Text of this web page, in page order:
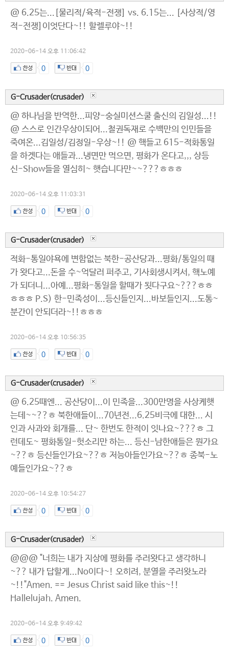
@ 6.25는...[물리적/육적-전쟁] vs. 6.15는... [사상적/영
적-전쟁]이엇단다~!! 할렐루야~!!
2020-06-14 오후 11:06:42
0 0
G-Crusader(crusader)
@ 하나님을 반역한...피양-숭실미션스쿨 출신의 김일성...!!
@ 스스로 인간우상이되어...철권독재로 수백만의 인민들을
죽여온...김일성/김정일-우상~!! @ 핵들고 615-적화통일
을 하겟다는 애들과...냉면만 먹으면, 평화가 온다고,,, 상등
신-Show들을 열심히~ 햇습니다만~~???ㅎㅎㅎ
2020-06-14 오후 11:03:31
0 0
G-Crusader(crusader)
적화-통일야욕에 변함없는 북한-공산당과...평화/통일의 때
가 왓다고...돈을 수~억달러 퍼주고, 기사회생시켜서, 핵노예
가 되더니...아예...평화-통일을 할때가 됫다구요~???ㅎㅎ
ㅎㅎㅎ P.S) 한-민족성이...등신들인지...바보들인지...도통~
분간이 안되더라~!!ㅎㅎㅎ
2020-06-14 오후 10:56:35
0 0
G-Crusader(crusader)
@ 6.25때엔... 공산당이...이 민족을...300만명을 사상케햇
는데~~??ㅎ 북한애들이...70년전...6.25비극에 대한... 시
인과 사과와 회개를... 단~ 한번도 한적이 잇나요~???ㅎ 그
런데도~ 평화통일-헛소리만 하는... 등신-남한애들은 뭔가요
~??ㅎ 등신들인가요~??ㅎ 저능아들인가요~??ㅎ 종북-노
예들인가요~??ㅎ
2020-06-14 오후 10:54:27
0 0
G-Crusader(crusader)
@@@ "너희는 내가 지상에 평화를 주러왓다고 생각하니
~?? 내가 답할게...No이다~! 오히려, 분열을 주러왓노라
~!!"Amen. == Jesus Christ said like this~!!
Hallelujah. Amen.
2020-06-14 오후 9:49:42
0 0